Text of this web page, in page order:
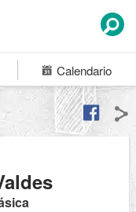
Calendario